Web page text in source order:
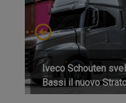
Iveco Schouten
Bassi il nuovo